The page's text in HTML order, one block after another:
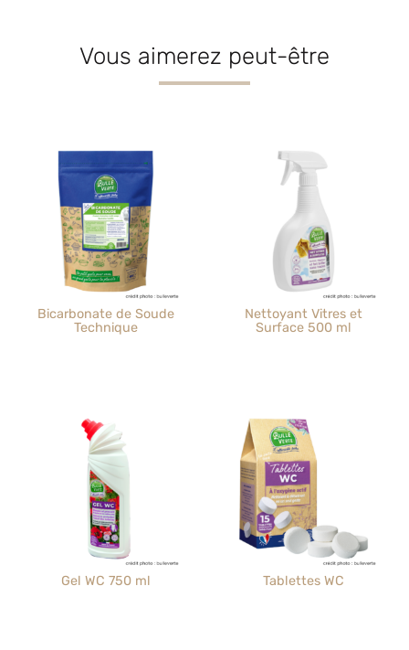
Vous aimerez peut-être
Bicarbonate de Soude
Technique
Nettoyant Vitres et
Surface 500 ml
Gel WC 750 ml Tablettes WC